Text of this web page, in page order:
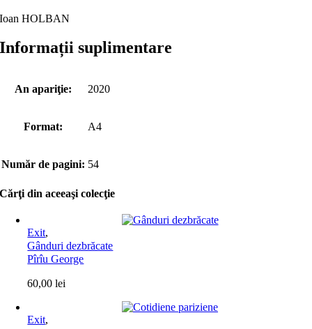
Ioan HOLBAN
Informații suplimentare
An apariţie: 2020
Format: A4
Număr de pagini: 54
Cărţi din aceeaşi colecţie
Exit,
Gânduri dezbrăcate
Pîrîu George
60,00lei
Exit,